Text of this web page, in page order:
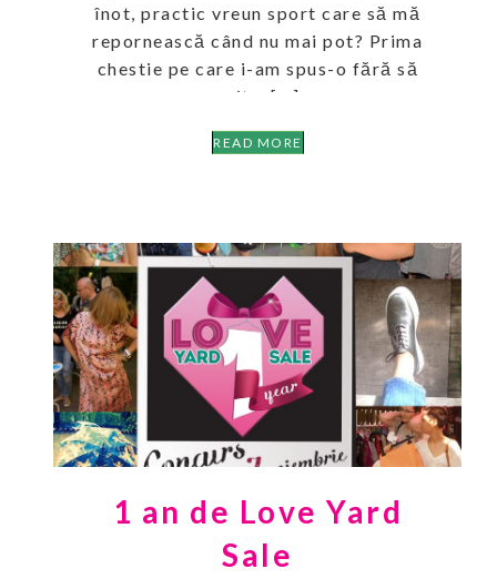
înot, practic vreun sport care să mă
repornească când nu mai pot? Prima
chestie pe care i-am spus-o fără să
ezit a […]
READ MORE
1 an de Love Yard
Sale